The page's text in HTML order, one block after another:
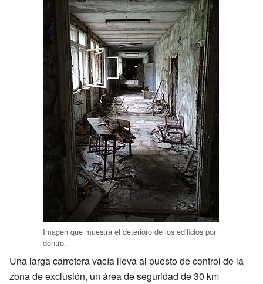
Imagen que muestra el deterioro de los edificios por
dentro.
Una larga carretera vacía lleva al puesto de control de la
zona de exclusión, un área de seguridad de 30 km